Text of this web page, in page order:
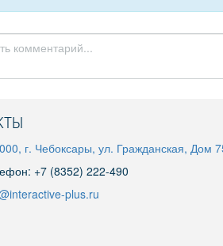
г. Чебоксары, ул. Гражданская, Дом
+7 (8352) 222-490
plus.ru